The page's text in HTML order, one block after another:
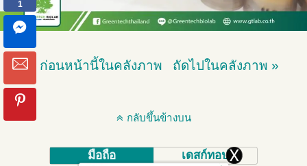
« ก่อนหน้านี้ในคลังภาพ ถัดไปในคลังภาพ »
กลับขึ้นข้างบน
มือถือ เดสก์ทอป